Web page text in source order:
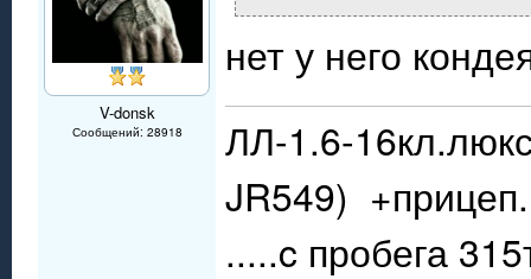
V-donsk
Сообщений: 28918
нет у него
ЛЛ-1.6-
JR549) +прицеп.
.....c пробега